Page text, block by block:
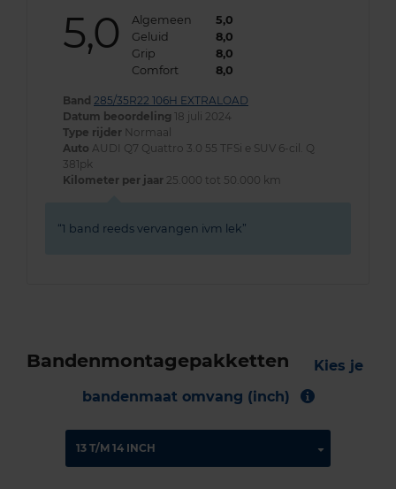
5,0 Algemeen
5,0
Geluid
8,0
Grip
8,0
Comfort
8,0
Band 285/35R22 106H EXTRALOAD
Datum beoordeling 18 juli 2024
Type rijder Normaal
Auto AUDI Q7 Quattro 3.0 55 TFSi e SUV 6-cil. Q
381pk
Kilometer per jaar 25.000 tot 50.000 km
1 band reeds vervangen ivm lek
Bandenmontagepakketten
Kies je
bandenmaat omvang (inch)